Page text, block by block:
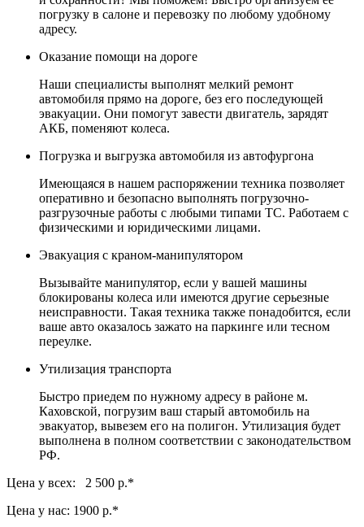
погрузку в салоне и перевозку по любому удобному
адресу.
Оказание помощи на дороге
Наши специалисты выполнят мелкий ремонт
автомобиля прямо на дороге, без его последующей
эвакуации. Они помогут завести двигатель, зарядят
АКБ, поменяют колеса.
Погрузка и выгрузка автомобиля из автофургона
Имеющаяся в нашем распоряжении техника позволяет
оперативно и безопасно выполнять погрузочно-
разгрузочные работы с любыми типами ТС. Работаем с
физическими и юридическими лицами.
Эвакуация с краном-манипулятором
Вызывайте манипулятор, если у вашей машины
блокированы колеса или имеются другие серьезные
неисправности. Такая техника также понадобится, если
ваше авто оказалось зажато на паркинге или тесном
переулке.
Утилизация транспорта
Быстро приедем по нужному адресу в районе м.
Каховской, погрузим ваш старый автомобиль на
эвакуатор, вывезем его на полигон. Утилизация будет
выполнена в полном соответствии с законодательством
РФ.
Цена у всех: 2 500 р.*
Цена у нас: 1900 р.*